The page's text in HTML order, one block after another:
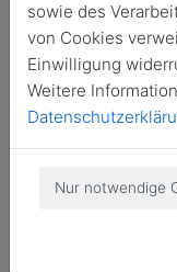
sowie des
von Cookies
Einwilligung
Weitere
Nur notwendige